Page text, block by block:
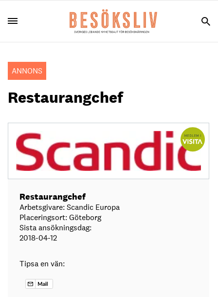
ANNONS
Restaurangchef
Restaurangchef
Arbetsgivare: Scandic Europa
Placeringsort: Göteborg
Sista ansökningsdag:
2018-04-12
Tipsa en vän: